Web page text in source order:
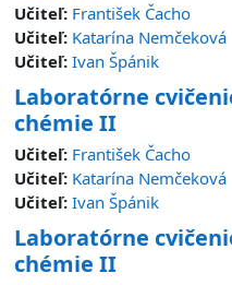
Učiteľ: František Čacho
Učiteľ: Katarína Nemčeková
Učiteľ: Ivan Špánik
Laboratórne
chémie II
Učiteľ: František Čacho
Učiteľ: Katarína Nemčeková
Učiteľ: Ivan Špánik
Laboratórne
chémie II